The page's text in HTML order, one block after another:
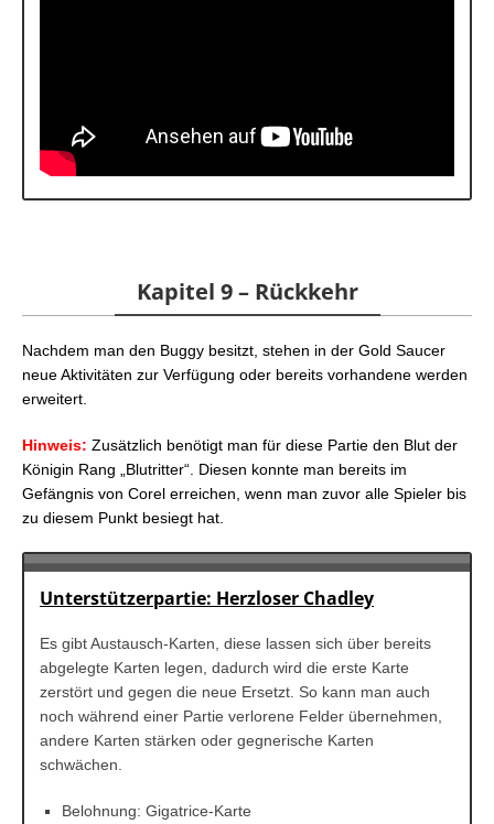
Kapitel 9 – Rückkehr
Nachdem man den Buggy besitzt, stehen in der Gold Saucer
neue Aktivitäten zur Verfügung oder bereits vorhandene werden
erweitert.
Hinweis: Zusätzlich benötigt man für diese Partie den Blut der
Königin Rang „Blutritter“. Diesen konnte man bereits im
Gefängnis von Corel erreichen, wenn man zuvor alle Spieler bis
zu diesem Punkt besiegt hat.
Unterstützerpartie: Herzloser Chadley
Es gibt Austausch-Karten, diese lassen sich über bereits
abgelegte Karten legen, dadurch wird die erste Karte
zerstört und gegen die neue Ersetzt. So kann man auch
noch während einer Partie verlorene Felder übernehmen,
andere Karten stärken oder gegnerische Karten
schwächen.
Belohnung: Gigatrice-Karte